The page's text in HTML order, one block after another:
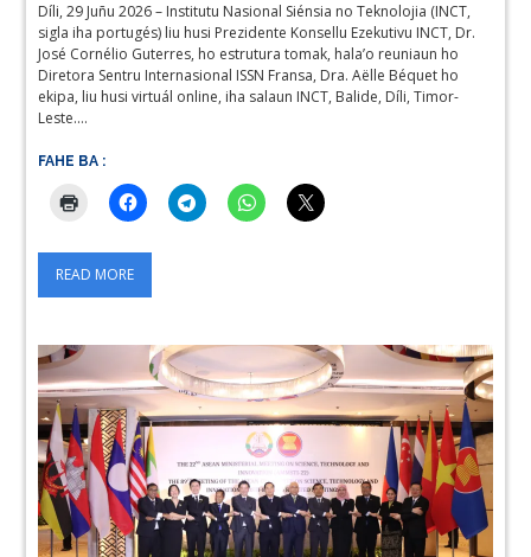
Díli, 29 Juñu 2026 – Institutu Nasional Siénsia no Teknolojia (INCT,
sigla iha portugés) liu husi Prezidente Konsellu Ezekutivu INCT, Dr.
José Cornélio Guterres, ho estrutura tomak, hala’o reuniaun ho
Diretora Sentru Internasional ISSN Fransa, Dra. Aëlle Béquet ho
ekipa, liu husi virtuál online, iha salaun INCT, Balide, Díli, Timor-
Leste.…
FAHE BA :
READ MORE